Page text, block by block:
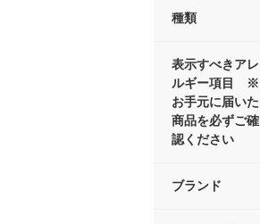
種類
表示すべきアレ
ルギー項目 ※
お手元に届いた
商品を必ずご確
認ください
ブランド